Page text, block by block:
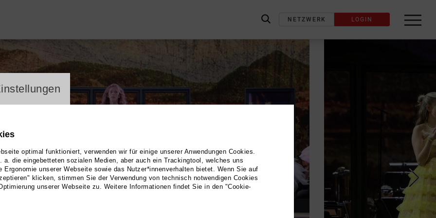
label_search
NETZWERK LOGIN
optimal funktioniert, verwenden wir für einige unserer Anwendungen Cookies.
a. die eingebetteten sozialen Medien, aber auch ein Trackingtool, welches uns
Ergonomie unserer Webseite sowie das Nutzer*innenverhalten bietet. Wenn Sie auf
klicken, stimmen Sie der Verwendung von technisch notwendigen Cookies
unserer Webseite zu. Weitere Informationen findet Sie in den "Cookie-